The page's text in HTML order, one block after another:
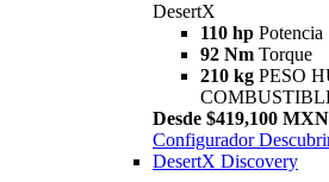
DesertX
110 hp Potencia
92 Nm Torque
210 kg PESO
Desde $419,100 MXN
Configurador
DesertX Discovery